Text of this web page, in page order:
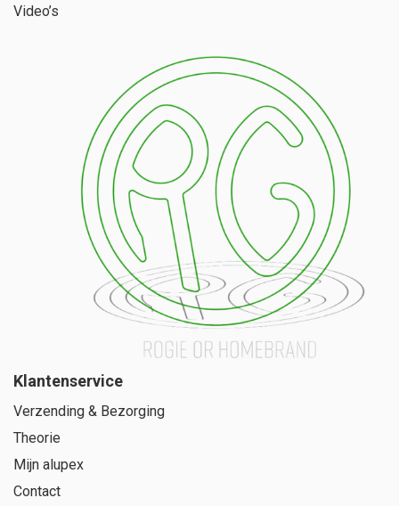
Video’s
Klantenservice
Verzending & Bezorging
Theorie
Mijn alupex
Contact